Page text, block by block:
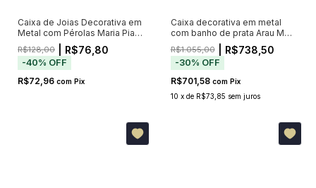
Caixa de Joias Decorativa em
Metal com Pérolas Maria Pia
R$128,00 | R$76,80
-40% OFF
R$72,96 com Pix
Caixa decorativa em metal
com banho de prata Arau M
21x18x19cm
R$1.055,00| R$738,50
-30% OFF
R$701,58 com Pix
10 x de R$73,85 sem juros